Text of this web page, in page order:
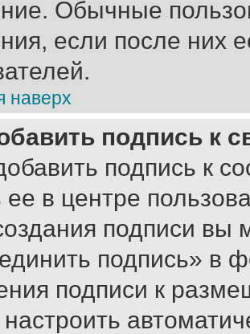
Обычные
если после них
наверх
подпись к
подпись к
ее в центре
подписи вы
подпись» в
подписи к